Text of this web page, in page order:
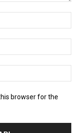
browser for the